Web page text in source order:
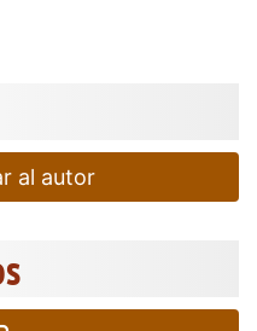
al autor